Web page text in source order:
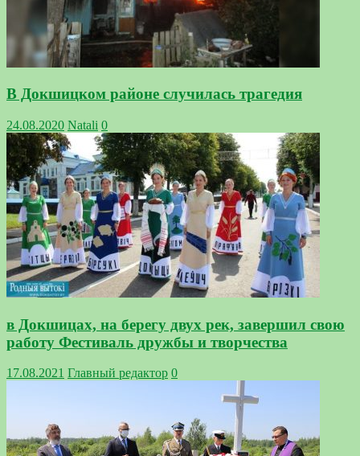
В Докшицком районе случилась трагедия
24.08.2020 Natali 0
в Докшицах, на берегу двух рек, завершил свою
работу Фестиваль дружбы и творчества
17.08.2021 Главный редактор 0